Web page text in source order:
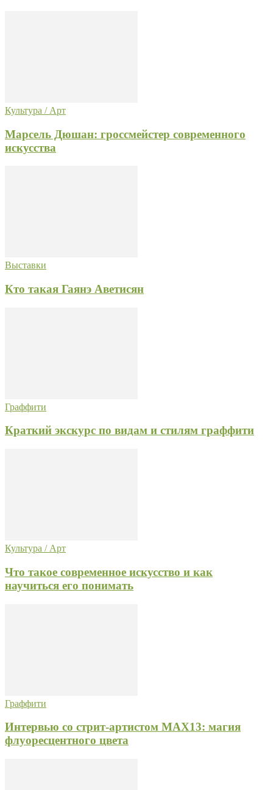
Культура / Арт
Марсель Дюшан: гроссмейстер современного
искусства
Выставки
Кто такая Гаянэ Аветисян
Граффити
Краткий экскурс по видам и стилям граффити
Культура / Арт
Что такое современное искусство и как
научиться его понимать
Граффити
Интервью со стрит-артистом MAX13: магия
флуоресцентного цвета